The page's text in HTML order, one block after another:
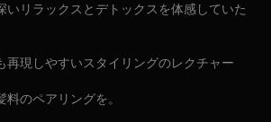
いリラックスとデトックスを体感していた
再現しやすいスタイリングのレクチャー
のペアリングを。